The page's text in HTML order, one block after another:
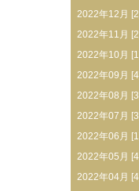
2022年12月
2022年11月
2022年10月
2022年09月
2022年08月
2022年07月
2022年06月
2022年05月
2022年04月